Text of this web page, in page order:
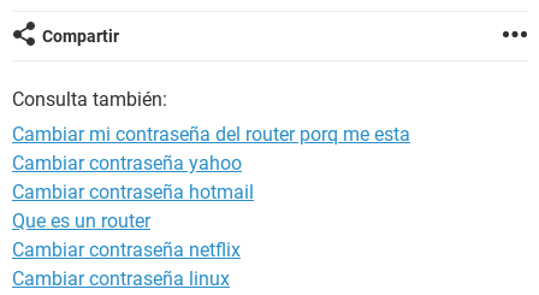
Compartir
Consulta también:
Cambiar mi contraseña del router porq me esta
Cambiar contraseña yahoo
Cambiar contraseña hotmail
Que es un router
Cambiar contraseña netflix
Cambiar contraseña linux